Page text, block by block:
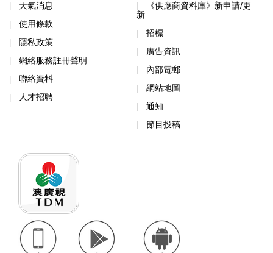
天氣消息
使用條款
隱私政策
網絡服務註冊聲明
聯絡資料
人才招聘
《供應商資料庫》新申請/更
新
招標
廣告資訊
內部電郵
網站地圖
通知
節目投稿